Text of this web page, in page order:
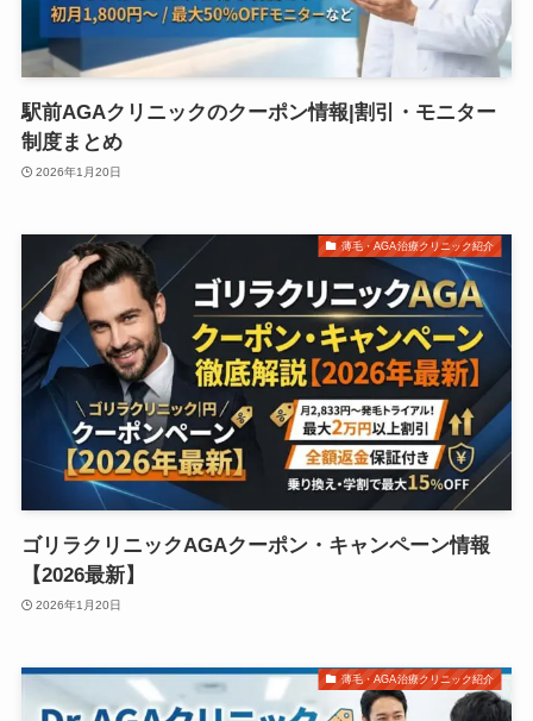
駅前AGAクリニックのクーポン情報|割引・モニター
制度まとめ
2026年1月20日
薄毛・AGA治療クリニック紹介
ゴリラクリニックAGAクーポン・キャンペーン情報
【2026最新】
2026年1月20日
薄毛・AGA治療クリニック紹介